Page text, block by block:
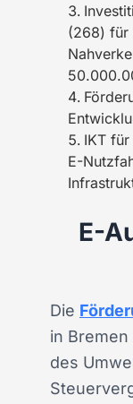
(268) für
IKT
E-
E-
Die
in
des